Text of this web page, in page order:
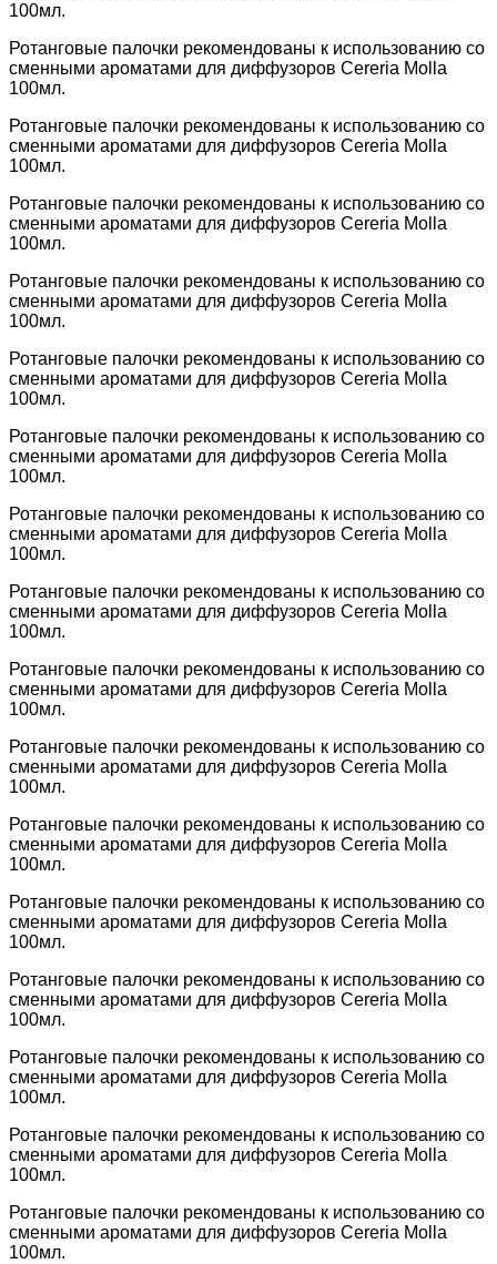
100мл.
Ротанговые палочки рекомендованы к использованию со
сменными ароматами для диффузоров Cereria Molla
100мл.
Ротанговые палочки рекомендованы к использованию со
сменными ароматами для диффузоров Cereria Molla
100мл.
Ротанговые палочки рекомендованы к использованию со
сменными ароматами для диффузоров Cereria Molla
100мл.
Ротанговые палочки рекомендованы к использованию со
сменными ароматами для диффузоров Cereria Molla
100мл.
Ротанговые палочки рекомендованы к использованию со
сменными ароматами для диффузоров Cereria Molla
100мл.
Ротанговые палочки рекомендованы к использованию со
сменными ароматами для диффузоров Cereria Molla
100мл.
Ротанговые палочки рекомендованы к использованию со
сменными ароматами для диффузоров Cereria Molla
100мл.
Ротанговые палочки рекомендованы к использованию со
сменными ароматами для диффузоров Cereria Molla
100мл.
Ротанговые палочки рекомендованы к использованию со
сменными ароматами для диффузоров Cereria Molla
100мл.
Ротанговые палочки рекомендованы к использованию со
сменными ароматами для диффузоров Cereria Molla
100мл.
Ротанговые палочки рекомендованы к использованию со
сменными ароматами для диффузоров Cereria Molla
100мл.
Ротанговые палочки рекомендованы к использованию со
сменными ароматами для диффузоров Cereria Molla
100мл.
Ротанговые палочки рекомендованы к использованию со
сменными ароматами для диффузоров Cereria Molla
100мл.
Ротанговые палочки рекомендованы к использованию со
сменными ароматами для диффузоров Cereria Molla
100мл.
Ротанговые палочки рекомендованы к использованию со
сменными ароматами для диффузоров Cereria Molla
100мл.
Ротанговые палочки рекомендованы к использованию со
сменными ароматами для диффузоров Cereria Molla
100мл.